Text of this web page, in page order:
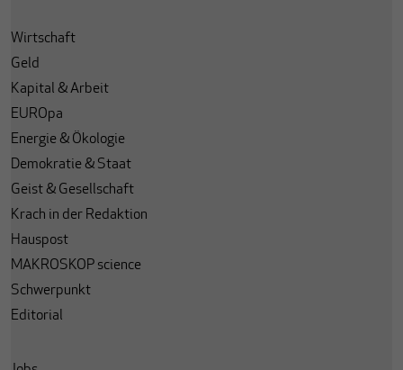
Wirtschaft
Geld
Kapital & Arbeit
EUROpa
Energie & Ökologie
Demokratie & Staat
Geist & Gesellschaft
Krach in der Redaktion
Hauspost
MAKROSKOP science
Schwerpunkt
Editorial